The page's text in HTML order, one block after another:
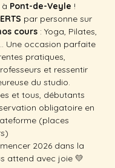
à Pont-de-Veyle !
par personne sur
cours : Yoga, Pilates,
Une occasion parfaite
pratiques,
et ressentir
du studio.
et tous, débutants
obligatoire en
(places
2026 dans la
attend avec joie 💛